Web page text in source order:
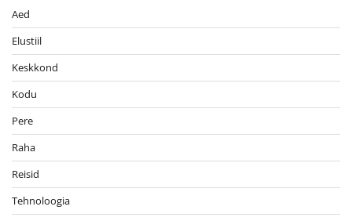
Aed
Elustiil
Keskkond
Kodu
Pere
Raha
Reisid
Tehnoloogia